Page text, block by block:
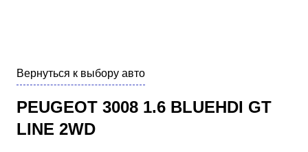
Вернуться к выбору авто
PEUGEOT 3008 1.6 BLUEHDI GT
LINE 2WD